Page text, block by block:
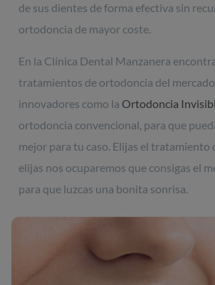
de sus dientes de forma efectiva sin
ortodoncia de mayor coste.
En la Clínica Dental Manzanera
tratamientos de ortodoncia del
innovadores como la Ortodoncia
ortodoncia convencional, para que
mejor para tu caso. Elijas el tratamiento
elijas nos ocuparemos que consigas el
para que luzcas una bonita sonrisa.